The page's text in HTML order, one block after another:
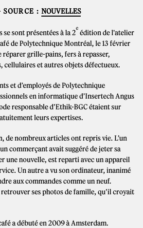
SOURCE : NOUVELLES
se sont présentées à la 2
e
édition de l'atelier
de Polytechnique Montréal, le 13 février
réparer grille-pains, fers à repasser,
cellulaires et autres objets défectueux.
et d’employés de Polytechnique
en informatique d’Insertech Angus
responsable d’Ethik-BGC étaient sur
leurs expertises.
de nombreux articles ont repris vie. L’un
commerçant avait suggéré de jeter sa
une nouvelle, est reparti avec un appareil
Un autre a vu son ordinateur, inanimé
aux commandes comme un neuf.
retrouver ses photos de famille, qu’il croyait
a débuté en 2009 à Amsterdam.